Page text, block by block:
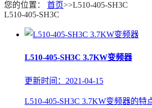
您的位置：
首页>>L510-405-SH3C
L510-405-SH3C
L510-405-SH3C 3.7KW变频器
更新时间：2021-04-15
L510-405-SH3C 3.7KW变频器的特